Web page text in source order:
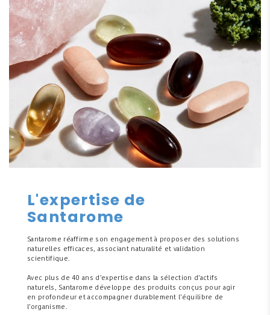
L'expertise de
Santarome
Santarome réaffirme son engagement à proposer des solutions
naturelles efficaces, associant naturalité et validation
scientifique.
Avec plus de 40 ans d’expertise dans la sélection d’actifs
naturels, Santarome développe des produits conçus pour agir
en profondeur et accompagner durablement l’équilibre de
l’organisme.